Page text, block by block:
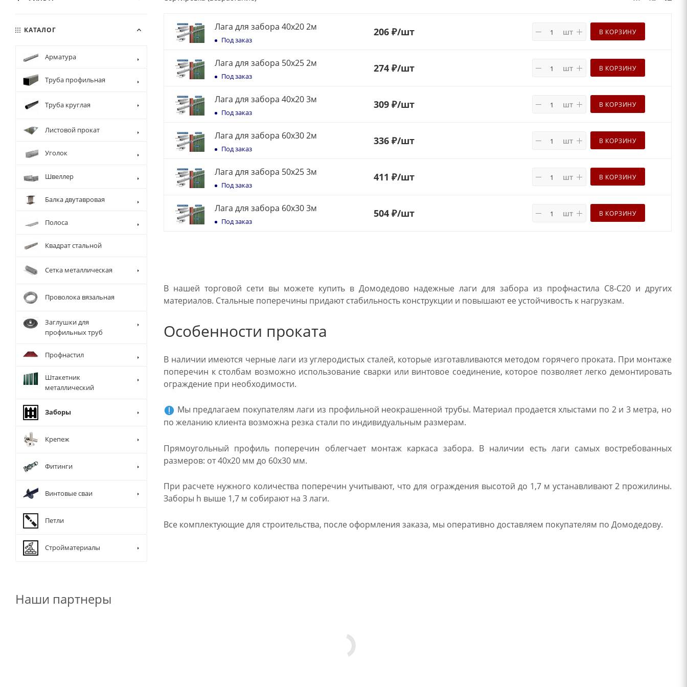
Лага для забора 40х20 2м
Под заказ
206 ₽/шт шт В КОРЗИНУ
Лага для забора 50х25 2м
Под заказ
274 ₽/шт шт В КОРЗИНУ
Лага для забора 40х20 3м
Под заказ
309 ₽/шт шт В КОРЗИНУ
Лага для забора 60х30 2м
Под заказ
336 ₽/шт шт В КОРЗИНУ
Лага для забора 50х25 3м
Под заказ
411 ₽/шт шт В КОРЗИНУ
Лага для забора 60х30 3м
Под заказ
504 ₽/шт шт В КОРЗИНУ
В нашей торговой сети вы можете купить в Домодедово надежные лаги для забора из профнастила С8-С20 и других
материалов. Стальные поперечины придают стабильность конструкции и повышают ее устойчивость к нагрузкам.
Особенности проката
В наличии имеются черные лаги из углеродистых сталей, которые изготавливаются методом горячего проката. При монтаже
поперечин к столбам возможно использование сварки или винтовое соединение, которое позволяет легко демонтировать
ограждение при необходимости.
Мы предлагаем покупателям лаги из профильной неокрашенной трубы. Материал продается хлыстами по 2 и 3 метра, но
по желанию клиента возможна резка стали по индивидуальным размерам.
Прямоугольный профиль поперечин облегчает монтаж каркаса забора. В наличии есть лаги самых востребованных
размеров: от 40х20 мм до 60х30 мм.
При расчете нужного количества поперечин учитывают, что для ограждения высотой до 1,7 м устанавливают 2 прожилины.
Заборы h выше 1,7 м собирают на 3 лаги.
Все комплектующие для строительства, после оформления заказа, мы оперативно доставляем покупателям по Домодедову.
КАТАЛОГ
Арматура
Труба профильная
Труба круглая
Листовой прокат
Уголок
Швеллер
Балка двутавровая
Полоса
Квадрат стальной
Сетка металлическая
Проволока вязальная
Заглушки для
профильных труб
Профнастил
Штакетник
металлический
Заборы
Крепеж
Фитинги
Винтовые сваи
Петли
Стройматериалы
Наши партнеры